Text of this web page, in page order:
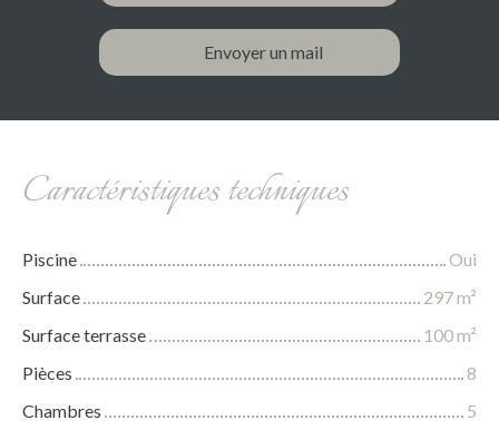
Envoyer un mail
Caractéristiques techniques
Piscine
Oui
Surface
297m²
Surface terrasse
100m²
Pièces
8
Chambres
5